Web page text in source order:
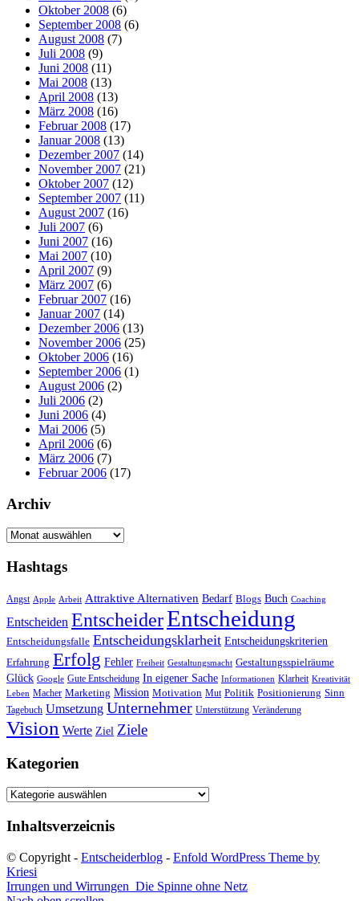
Oktober 2008 (6)
September 2008 (6)
August 2008 (7)
Juli 2008 (9)
Juni 2008 (11)
Mai 2008 (13)
April 2008 (13)
März 2008 (16)
Februar 2008 (17)
Januar 2008 (13)
Dezember 2007 (14)
November 2007 (21)
Oktober 2007 (12)
September 2007 (11)
August 2007 (16)
Juli 2007 (6)
Juni 2007 (16)
Mai 2007 (10)
April 2007 (9)
März 2007 (6)
Februar 2007 (16)
Januar 2007 (14)
Dezember 2006 (13)
November 2006 (25)
Oktober 2006 (16)
September 2006 (1)
August 2006 (2)
Juli 2006 (2)
Juni 2006 (4)
Mai 2006 (5)
April 2006 (6)
März 2006 (7)
Februar 2006 (17)
Archiv
Archiv
Hashtags
Angst Apple Arbeit Attraktive Alternativen Bedarf Blogs Buch Coaching
Entscheiden EntscheiderEntscheidung
Entscheidungsfalle Entscheidungsklarheit Entscheidungskriterien
Erfahrung Erfolg Fehler Freiheit Gestaltungsmacht Gestaltungsspielräume
Glück Google Gute Entscheidung In eigener Sache Informationen Klarheit Kreativität
Leben Macher Marketing Mission Motivation Mut Politik Positionierung Sinn
Tagebuch Umsetzung Unternehmer Unterstützung Veränderung
Vision Werte Ziel Ziele
Kategorien
Kategorien
Inhaltsverzeicnis
© Copyright - Entscheiderblog - Enfold WordPress Theme by
Kriesi
Irrungen und Wirrungen Die Spinne ohne Netz